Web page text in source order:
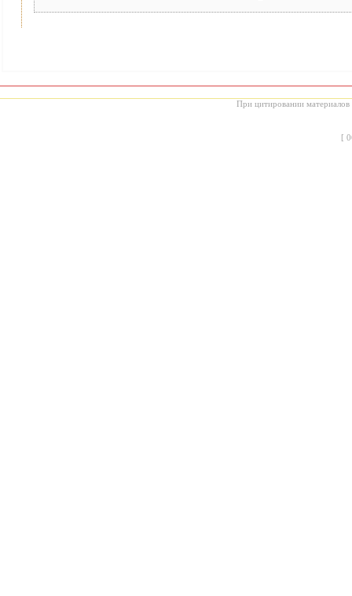
При цитировании материалов
[